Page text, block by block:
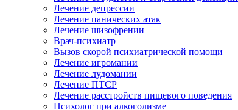
Лечение депрессии
Лечение панических атак
Лечение шизофрении
Врач-психиатр
Вызов скорой психиатрической помощи
Лечение игромании
Лечение лудомании
Лечение ПТСР
Лечение расстройств пищевого поведения
Психолог при алкоголизме